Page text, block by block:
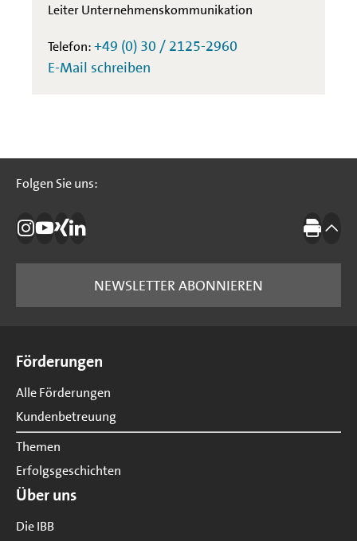
Leiter Unternehmenskommunikation
Telefon:+49 (0) 30 / 2125-2960
E-Mail schreiben
Folgen Sie uns:
Folgen Sie uns:
Die IBB auf Instagram
Die IBB auf YouTube
Die IBB auf Xing
Die IBB auf LinkedIn Drucken
NEWSLETTER ABONNIEREN
Förderungen
Alle Förderungen
Kundenbetreuung
Themen
Erfolgsgeschichten
Über uns
Die IBB